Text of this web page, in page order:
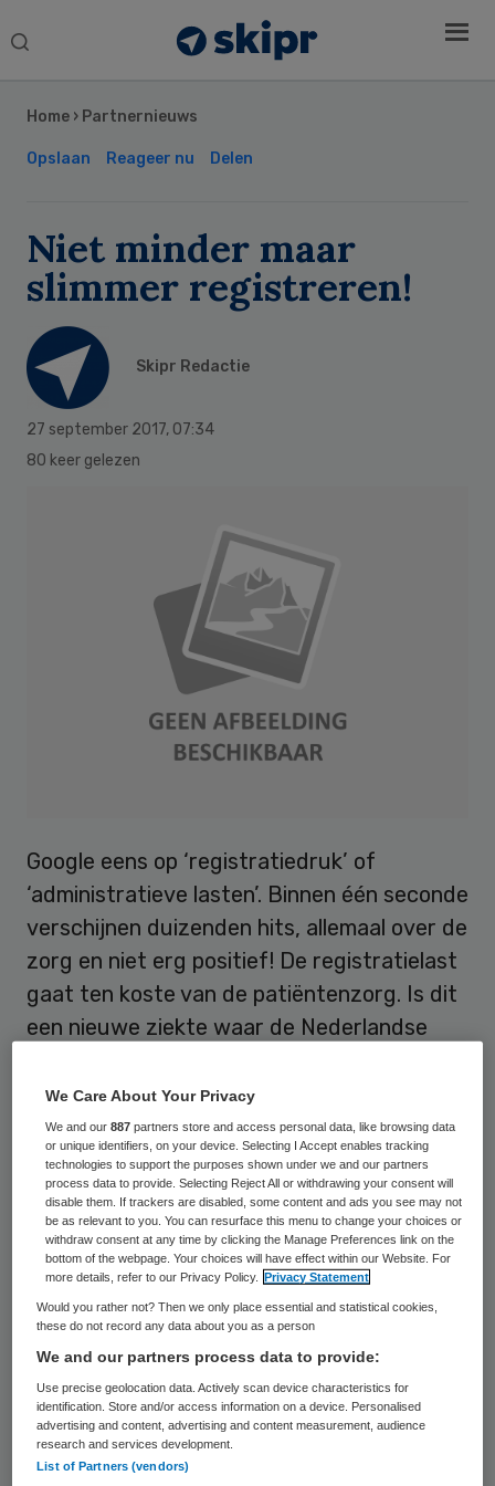
Search
Home › Partnernieuws
Opslaan Reageer nu Delen
Niet minder maar
slimmer registreren!
Skipr Redactie
27 september 2017, 07:34
80 keer gelezen
Google eens op ‘registratiedruk’ of
‘administratieve lasten’. Binnen één seconde
verschijnen duizenden hits, allemaal over de
zorg en niet erg positief! De registratielast
gaat ten koste van de patiëntenzorg. Is dit
een nieuwe ziekte waar de Nederlandse
“Een kwart van de tijd in de langdurige zorg
gaat naar de administratie”. “Een arts is
gemiddeld twee uur bezig met
administratief computerwerk voor elk uur
directe patiëntenzorg”, “stoppen met
onzinnige registratielast”, zijn zomaar wat
citaten uit de zoekresultaten.
Zorg ten onder aan
registratielast?
Vanuit de zorg klinkt een luide roep om
Sidebar
We Care About Your Privacy
We and our887 partners store and access personal data, like browsing data
or unique identifiers, on your device. Selecting I Accept enables tracking
technologies to support the purposes shown under we and our partners
process data to provide. Selecting Reject All or withdrawing your consent will
disable them. If trackers are disabled, some content and ads you see may not
be as relevant to you. You can resurface this menu to change your choices or
withdraw consent at any time by clicking the Manage Preferences link on the
bottom of the webpage. Your choices will have effect within our Website. For
more details, refer to our Privacy Policy.
Privacy Statement
Would you rather not? Then we only place essential and statistical cookies,
these do not record any data about you as a person
We and our partners process data to provide:
Use precise geolocation data. Actively scan device characteristics for
identification. Store and/or access information on a device. Personalised
advertising and content, advertising and content measurement, audience
research and services development.
List of Partners (vendors)